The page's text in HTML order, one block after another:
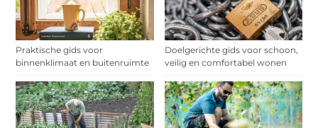
Praktische gids voor
binnenklimaat en buitenruimte
Doelgerichte gids voor schoon,
veilig en comfortabel wonen